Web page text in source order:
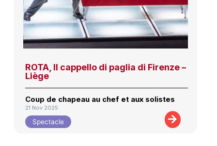
ROTA, Il cappello di paglia di Firenze –
Liège
Coup de chapeau au chef et aux solistes
21 Nov 2025
Spectacle